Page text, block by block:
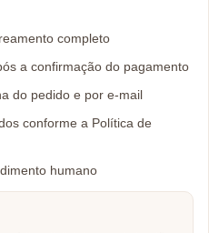
completo
a confirmação do pagamento
do pedido e por e-mail
conforme a Política de
humano